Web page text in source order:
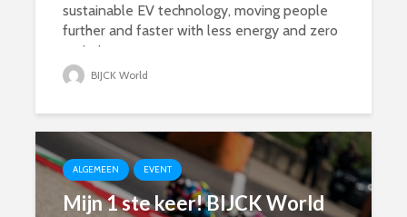
sustainable EV technology, moving people
further and faster with less energy and zero
emissions.
BIJCK World
ALGEMEEN EVENT
Mijn 1 ste keer! BIJCK World